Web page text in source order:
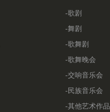
-歌剧
-舞剧
-歌舞剧
-歌舞晚会
-交响音乐会
-民族音乐会
-其他艺术作品